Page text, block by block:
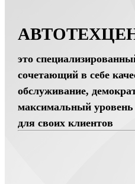
это
сочетающий в себе
обслуживание,
максимальный уровень
для своих клиентов